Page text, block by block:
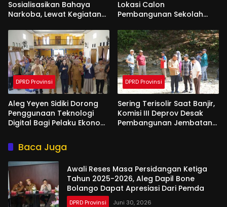
Sosialisasikan Bahaya
Narkoba, Lewat Kegiatan
Lokasi Calon
Pembangunan Sekolah
DPRD Provinsi
Aleg Yeyen Sidiki Dorong
Penggunaan Teknologi
Digital Bagi Pelaku Ekonomi
DPRD Provinsi
Sering Terisolir Saat Banjir,
Komisi III Deprov Desak
Pembangunan Jembatan
Baca Juga
Awali Reses Masa Persidangan Ketiga
Tahun 2025-2026, Aleg Dapil Bone
Bolango Dapat Apresiasi Dari Pemda
DPRD Provinsi Juni 30, 2026